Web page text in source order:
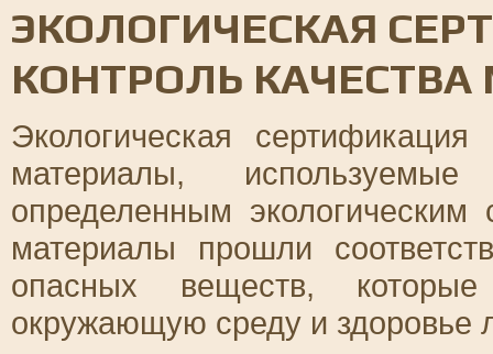
ЭКОЛОГИЧЕСКАЯ
КОНТРОЛЬ
Экологическая
материалы,
определенным экологическим
материалы прошли
опасных веществ,
окружающую среду и здоровье